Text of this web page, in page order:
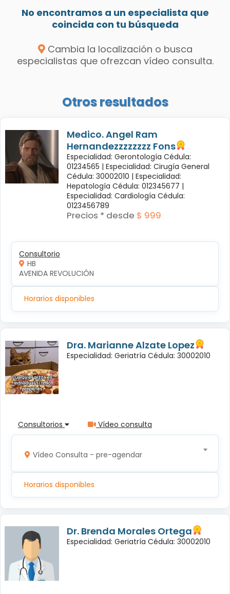
No encontramos a un especialista que
coincida con tu búsqueda
Cambia la localización o busca
especialistas que ofrezcan vídeo consulta.
Otros resultados
Medico. Angel Ram
Hernandezzzzzzzz Fons
Especialidad: Gerontología Cédula:
01234565 | Especialidad: Cirugía General
Cédula: 30002010 | Especialidad:
Hepatología Cédula: 012345677 |
Especialidad: Cardiología Cédula:
0123456789
Precios * desde $ 999
Consultorio
HB
AVENIDA REVOLUCIÓN
Horarios disponibles
Dra. Marianne Alzate Lopez
Especialidad: Geriatría Cédula: 30002010
Consultorios Vídeo consulta
Vídeo Consulta - pre-agendar
Horarios disponibles
Dr. Brenda Morales Ortega
Especialidad: Geriatría Cédula: 30002010